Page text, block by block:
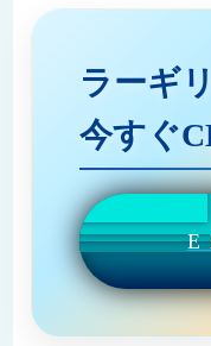
ラーギ
今すぐ